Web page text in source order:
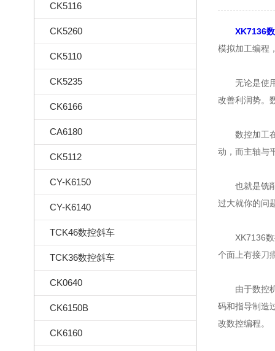
CK5116
CK5260
CK5110
CK5235
CK6166
CA6180
CK5112
CY-K6150
CY-K6140
TCK46数控斜车
TCK36数控斜车
CK0640
CK6150B
CK6160
XK7136
模拟加工编程
无论是使用
改善利润势。
数控加工在
动，而主轴与
也就是铣削
过大就你的问
XK7136数控
个面上有接刀
由于数控机
码和指导制造
改数控编程。